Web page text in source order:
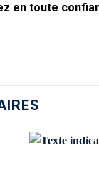
en toute